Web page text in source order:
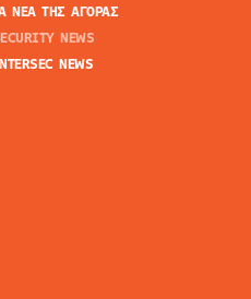
ΝΕΑ ΤΗΣ ΑΓΟΡΑΣ
NEWS
NEWS